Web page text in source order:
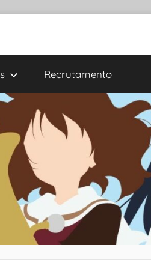
Recrutamento